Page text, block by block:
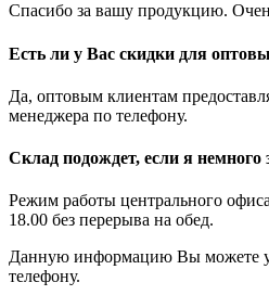
Спасибо за вашу продукцию.
Есть ли у Вас скидки для
Да, оптовым клиентам
менеджера по телефону.
Склад подождет, если я немного
Режим работы центрального
18.00 без перерыва на обед.
Данную информацию Вы можете
телефону.